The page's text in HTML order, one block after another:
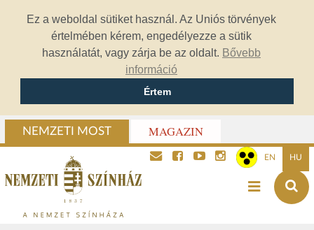
Ez a weboldal sütiket használ. Az Uniós törvények
értelmében kérem, engedélyezze a sütik
használatát, vagy zárja be az oldalt. Bővebb
információ
Értem
NEMZETI MOST MAGAZIN
EN HU